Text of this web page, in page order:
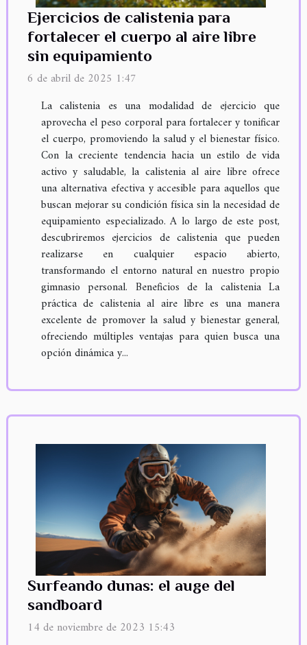
Ejercicios de calistenia para
fortalecer el cuerpo al aire libre
sin equipamiento
6 de abril de 2025 1:47
La calistenia es una modalidad de ejercicio que
aprovecha el peso corporal para fortalecer y tonificar
el cuerpo, promoviendo la salud y el bienestar físico.
Con la creciente tendencia hacia un estilo de vida
activo y saludable, la calistenia al aire libre ofrece
una alternativa efectiva y accesible para aquellos que
buscan mejorar su condición física sin la necesidad de
equipamiento especializado. A lo largo de este post,
descubriremos ejercicios de calistenia que pueden
realizarse en cualquier espacio abierto,
transformando el entorno natural en nuestro propio
gimnasio personal. Beneficios de la calistenia La
práctica de calistenia al aire libre es una manera
excelente de promover la salud y bienestar general,
ofreciendo múltiples ventajas para quien busca una
opción dinámica y...
Surfeando dunas: el auge del
sandboard
14 de noviembre de 2023 15:43